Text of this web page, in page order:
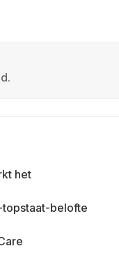
het
belofte